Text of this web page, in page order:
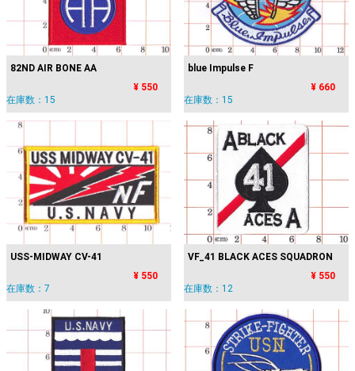
82ND AIR BONE AA
¥ 550
在庫数：15
blue Impulse F
¥ 660
在庫数：15
USS-MIDWAY CV-41
¥ 550
在庫数：7
VF_41 BLACK ACES SQUADRON
¥ 550
在庫数：12